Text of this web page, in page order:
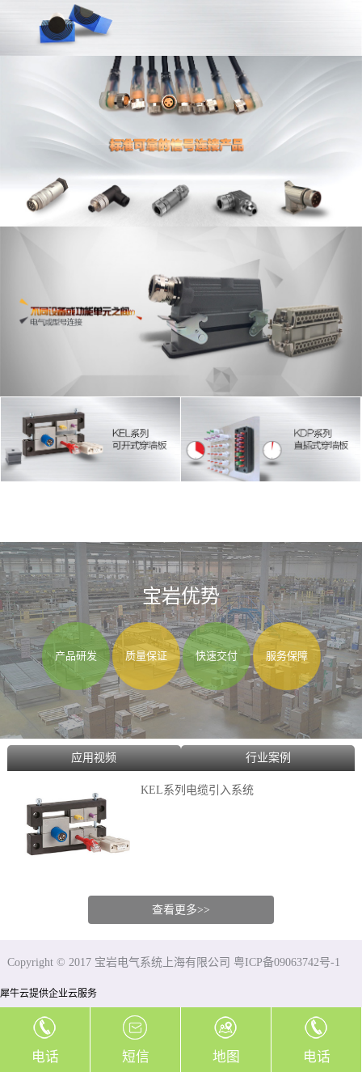
宝岩优势
产品研发 质量保证 快速交付 服务保障
应用视频 行业案例
KEL系列电缆引入系统
查看更多>>
Copyright © 2017 宝岩电气系统上海有限公司 粤ICP备09063742号-1
犀牛云提供企业云服务
电话 短信 地图 电话